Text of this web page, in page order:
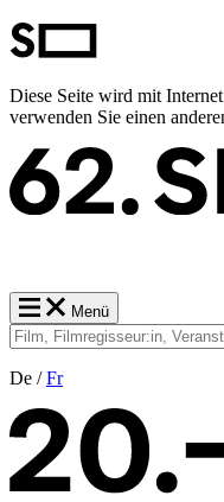
Diese Seite wird mit
verwenden Sie einen
Menü
De /Fr